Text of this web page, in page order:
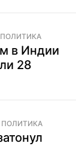
ПОЛИТИКА
в Индии
28
ПОЛИТИКА